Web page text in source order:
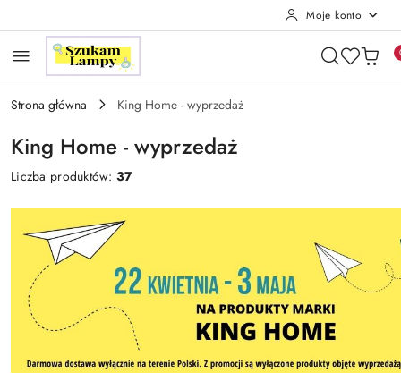
Moje konto
Strona główna King Home - wyprzedaż
King Home - wyprzedaż
Liczba produktów:37